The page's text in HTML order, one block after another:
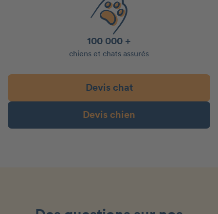
100 000 +
chiens et chats assurés
Devis chat
Devis chien